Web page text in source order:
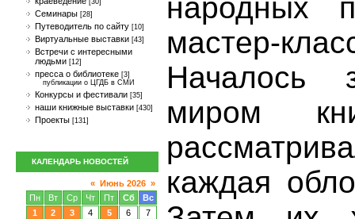
[30]
Семинары [28]
Путеводитель по сайту [10]
Виртуальные выставки [43]
Встречи с интересными
людьми [12]
пресса о библиотеке [3]
публикации о ЦГДБ в СМИ
Конкурсы и фестивали [35]
наши книжные выставки [430]
Проекты [131]
КАЛЕНДАРЬ НОВОСТЕЙ
« Июнь 2026 »
Пн
Вт Ср Чт Пт Сб
Вс
1
2 3 4 5 6
7
народных
мастер-
Началось
миром
каждая